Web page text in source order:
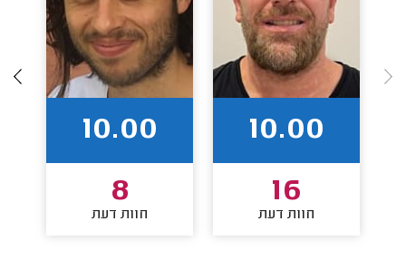
10.00
16
חוות דעת
10.00
8
חוות דעת